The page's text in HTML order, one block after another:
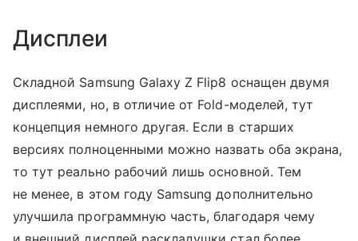
Дисплеи
Складной Samsung Galaxy Z Flip8 оснащен двумя
дисплеями, но, в отличие от Fold-моделей, тут
концепция немного другая. Если в старших
версиях полноценными можно назвать оба экрана,
то тут реально рабочий лишь основной. Тем
не менее, в этом году Samsung дополнительно
улучшила программную часть, благодаря чему